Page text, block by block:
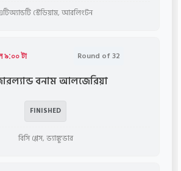
স্টেডিয়াম, আরলিংটন
৯:০০ টা Round of 32
বনাম আলজেরিয়া
FINISHED
বিসি প্লেস, ভ্যাঙ্কুভার